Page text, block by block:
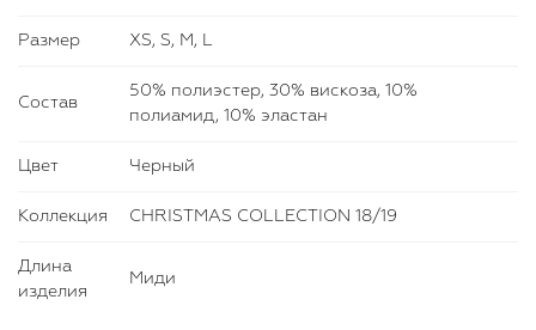
Размер XS, S, M, L
Состав
50% полиэстер, 30% вискоза, 10%
полиамид, 10% эластан
Цвет Черный
Коллекция CHRISTMAS COLLECTION 18/19
Длина
изделия
Миди